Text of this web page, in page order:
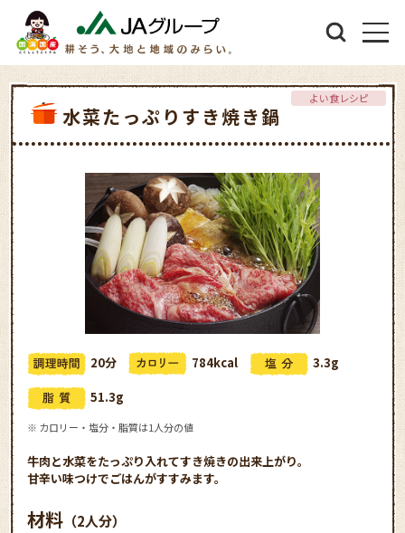
水菜たっぷりすき焼き鍋
よい食レシピ
20分 784kcal
3.3g
51.3g
※ カロリー・塩分・脂質は1人分の値
牛肉と水菜をたっぷり入れてすき焼きの出来上がり。
甘辛い味つけでごはんがすすみます。
材料 （2人分）